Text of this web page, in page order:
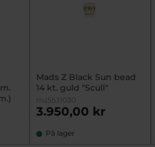
Mads Z Black Sun bead
14 kt. guld "Scull"
mz5531030
3.950,00 kr
På lager